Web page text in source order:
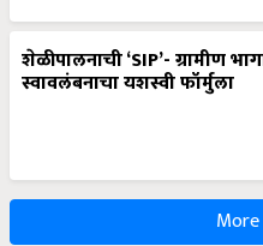
शेळीपालनाची ‘SIP’- ग्रामीण
स्वावलंबनाचा यशस्वी फॉर्मुला